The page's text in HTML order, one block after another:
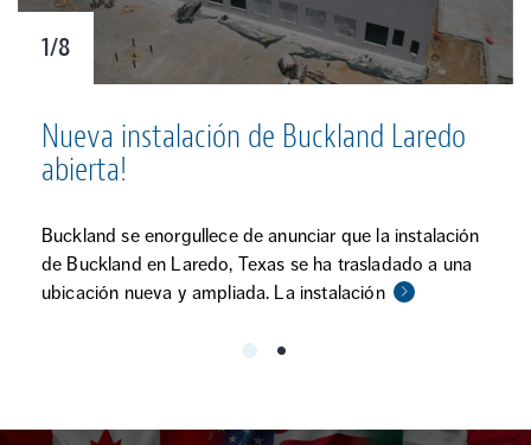
1/8
Nueva instalación de Buckland Laredo
abierta!
Buckland se enorgullece de anunciar que la instalación
de Buckland en Laredo, Texas se ha trasladado a una
ubicación nueva y ampliada. La instalación
2